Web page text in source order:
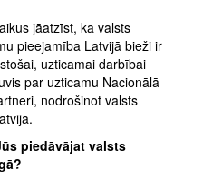
jāatzīst, ka valsts
pieejamība Latvijā bieži ir
uzticamai darbībai
par uzticamu Nacionālā
nodrošinot valsts
piedāvājat valsts